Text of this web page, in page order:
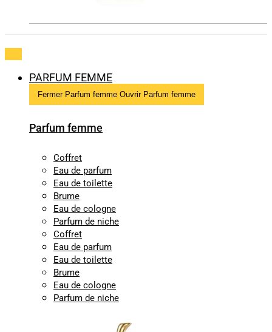
PARFUM FEMME
Fermer Parfum femme Ouvrir Parfum femme
Parfum femme
Coffret
Eau de parfum
Eau de toilette
Brume
Eau de cologne
Parfum de niche
Coffret
Eau de parfum
Eau de toilette
Brume
Eau de cologne
Parfum de niche